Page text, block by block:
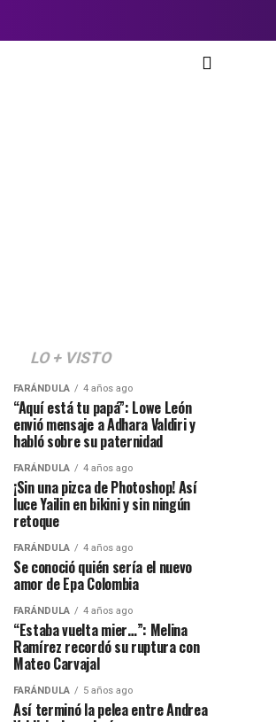
LO + VISTO
FARÁNDULA 4 años ago
“Aquí está tu papá”: Lowe León
envió mensaje a Adhara Valdiri y
habló sobre su paternidad
FARÁNDULA 4 años ago
¡Sin una pizca de Photoshop! Así
luce Yailin en bikini y sin ningún
retoque
FARÁNDULA 4 años ago
Se conoció quién sería el nuevo
amor de Epa Colombia
FARÁNDULA 4 años ago
“Estaba vuelta mier…”: Melina
Ramírez recordó su ruptura con
Mateo Carvajal
FARÁNDULA 5 años ago
Así terminó la pelea entre Andrea